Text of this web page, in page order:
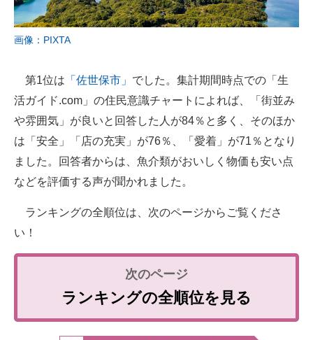
画像：PIXTA
第1位は 「佐世保市」 でした。集計期間時点での「生
活ガイド.com」の住民意識チャートによれば、「街並み
や雰囲気」が良いと回答した人が84％と多く、そのほか
は「安全」「店の充実」が76％、「愛着」が71％となり
ました。回答者からは、魚介類がおいしく物価も安い点
などを評価する声が聞かれました。
ランキングの全順位は、次のページからご覧くださ
い！
ランキングの全順位を見る